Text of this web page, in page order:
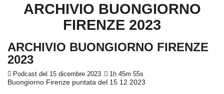
ARCHIVIO BUONGIORNO
FIRENZE 2023
ARCHIVIO BUONGIORNO FIRENZE
2023
Podcast del 15 dicembre 2023 1h 45m 55s
Buongiorno Firenze puntata del 15 12 2023